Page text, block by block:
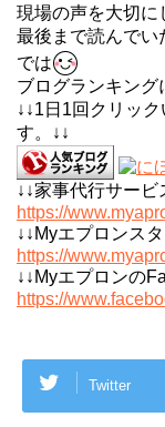
現場の声を大切に
最後まで読んでい
では
ブログランキング
↓↓1日1回クリッ
す。↓↓
↓↓家事代行サー
https://
↓↓Myエプロンス
https://
↓↓Myエプロンの
https://
Twitter